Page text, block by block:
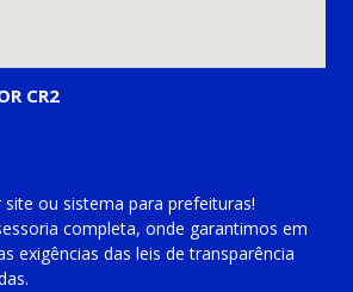
CR2
site ou sistema para prefeituras!
completa, onde garantimos em
exigências das leis de transparência